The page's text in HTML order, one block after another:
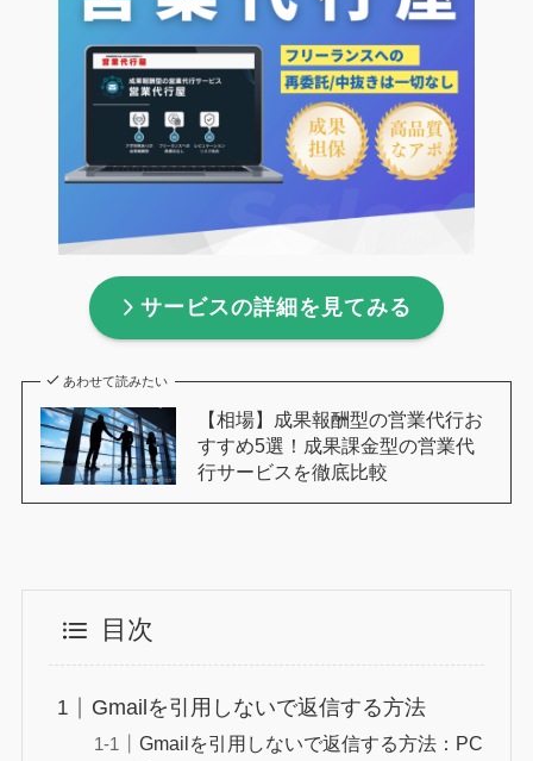
サービスの詳細を見てみる
あわせて読みたい
【相場】成果報酬型の営業代行お
すすめ5選！成果課金型の営業代
行サービスを徹底比較
目次
Gmailを引用しないで返信する方法
Gmailを引用しないで返信する方法：PC